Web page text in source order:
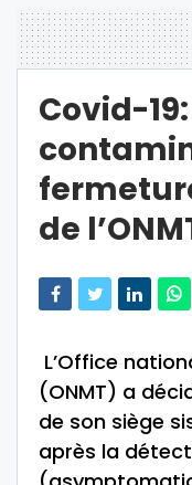
Covid-
de
L’Office
(ONMT) a
de son siège
après la